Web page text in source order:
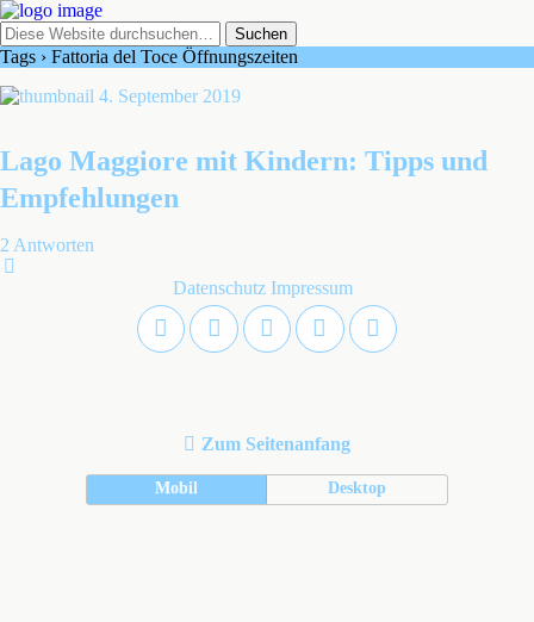
Tags › Fattoria del Toce Öffnungszeiten
4. September 2019
Lago Maggiore mit Kindern: Tipps und
Empfehlungen
2 Antworten
Datenschutz Impressum
Zum Seitenanfang
Mobil Desktop